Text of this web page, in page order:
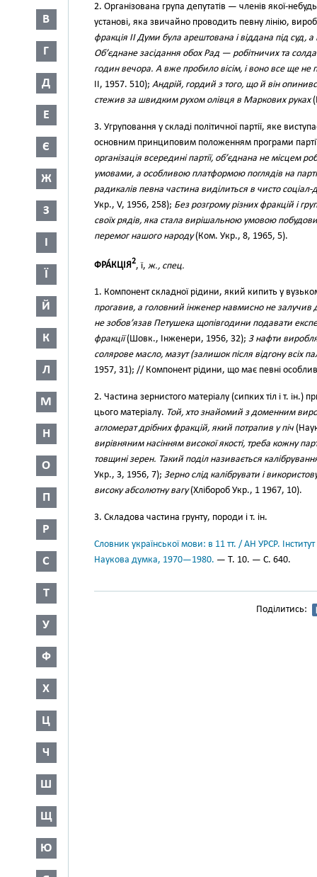
В
Г
Д
Е
Є
Ж
З
І
Ї
Й
К
Л
М
Н
О
П
Р
С
Т
У
Ф
Х
Ц
Ч
Ш
Щ
Ю
2. Організована група депутатів — членів якої-
установі, яка звичайно проводить певну лінію,
фракція II Думи була арештована і віддана під суд, а
Об’єднане засідання обох Рад — робітничих та
годин вечора. А вже пробило вісім, і воно все ще не
II, 1957. 510); Андрій, гордий з того, що й він
стежив за швидким рухом олівця в Маркових руках
3. Угруповання у складі політичної партії, яке
основним принциповим положенням програми
організація всередині партії, об’єднана не місцем
умовами, а особливою платформою поглядів на
радикалів певна частина виділиться в чисто
Укр., V, 1956, 258); Без розгрому різних фракцій і
своїх рядів, яка стала вирішальною умовою побудови
перемог нашого народу(Ком. Укр., 8, 1965, 5).
ФРА́КЦІЯ2, ї, ж., спец.
1. Компонент складної рідини, який кипить у
прогавив, а головний інженер навмисно не залучив
не зобов’язав Петушека щопівгодини подавати
фракції(Шовк., Інженери, 1956, 32); З нафти
солярове масло, мазут (залишок після відгону всіх
1957, 31); // Компонент рідини, що має певні
2. Частина зернистого матеріалу (сипких тіл і т.
цього матеріалу. Той, хто знайомий з доменним
агломерат дрібних фракцій, який потрапив у піч
вирівняним насінням високої якості, треба кожну
товщині зерен. Такий поділ називається
Укр., 3, 1956, 7); Зерно слід калібрувати і
високу абсолютну вагу(Хлібороб Укр., 1 1967, 10).
3. Складова частина грунту, породи і т. ін.
Словник української мови: в 11 тт. / АН УРСР.
Наукова думка, 1970—1980. — Т. 10. — С. 640.
Поділитись: